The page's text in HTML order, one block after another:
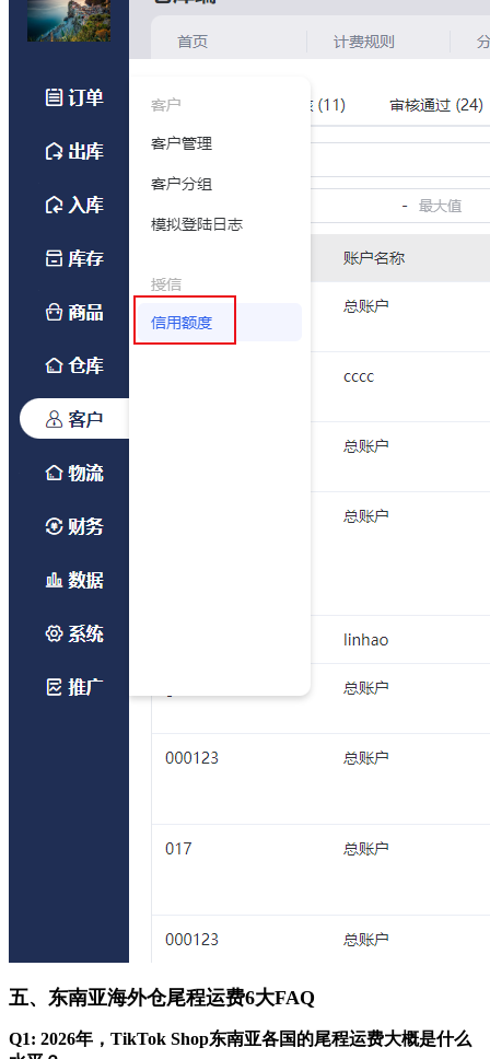
五、东南亚海外仓尾程运费6大FAQ
Q1: 2026年，TikTok Shop东南亚各国的尾程运费大概是什么